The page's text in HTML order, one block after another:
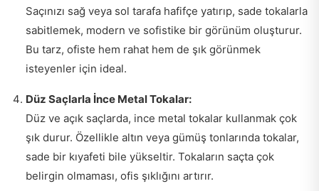
Saçınızı sağ veya sol tarafa hafifçe yatırıp, sade tokalarla
sabitlemek, modern ve sofistike bir görünüm oluşturur.
Bu tarz, ofiste hem rahat hem de şık görünmek
isteyenler için ideal.
Düz Saçlarla İnce Metal Tokalar:
Düz ve açık saçlarda, ince metal tokalar kullanmak çok
şık durur. Özellikle altın veya gümüş tonlarında tokalar,
sade bir kıyafeti bile yükseltir. Tokaların saçta çok
belirgin olmaması, ofis şıklığını artırır.